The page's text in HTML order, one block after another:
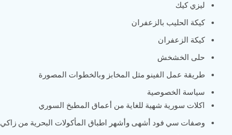
ليزي كيك
كيكة الحليب بالزعفران
كيكة الزعفران
حلى الخشخش
طريقة عمل الفينو مثل المخابز وبالخطوات المصورة
سياسة الخصوصية
اكلات سورية شهية للغاية من أعماق المطبخ السوري
وصفات سي فود أشهى وأشهر اطباق المأكولات البحرية من زاكي